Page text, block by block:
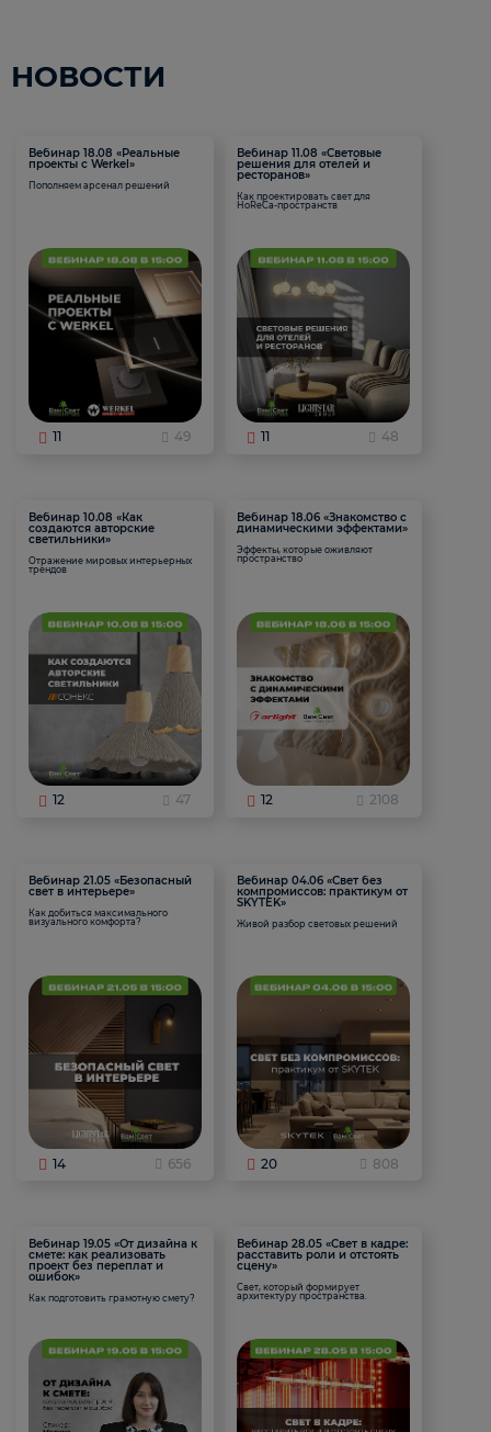
НОВОСТИ
Вебинар 18.08 «Реальные
проекты с Werkel»
Пополняем арсенал решений
11 49
Вебинар 11.08 «Световые
решения для отелей и
ресторанов»
Как проектировать свет для
HoReCa-пространств
11 48
Вебинар 10.08 «Как
создаются авторские
светильники»
Отражение мировых интерьерных
трендов
12 47
Вебинар 18.06 «Знакомство с
динамическими эффектами»
Эффекты, которые оживляют
пространство
12 2108
Вебинар 21.05 «Безопасный
свет в интерьере»
Как добиться максимального
визуального комфорта?
14 656
Вебинар 04.06 «Свет без
компромиссов: практикум от
SKYTEK»
Живой разбор световых решений
20 808
Вебинар 19.05 «От дизайна к
смете: как реализовать
проект без переплат и
ошибок»
Как подготовить грамотную смету?
Вебинар 28.05 «Свет в кадре:
расставить роли и отстоять
сцену»
Свет, который формирует
архитектуру пространства.